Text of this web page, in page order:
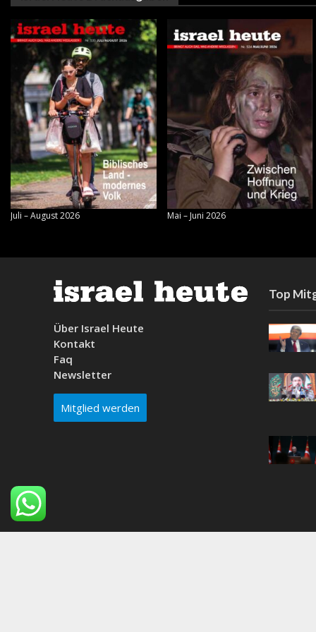
Juli – August 2026 Mai – Juni 2026
Über Israel Heute
Kontakt
Faq
Newsletter
Mitglied werden
Top